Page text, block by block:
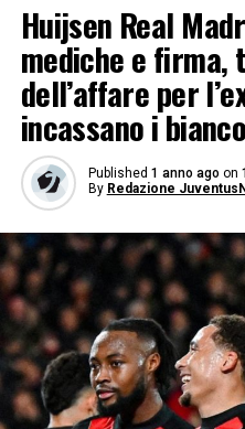
Huijsen Real
mediche e
dell’affare per
incassano i
Published 1 anno ago on
By Redazione